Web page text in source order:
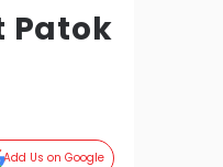
Patok
Add Us on Google